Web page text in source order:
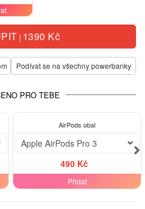
| 1390 Kč
Podívat se na všechny powerbanky
PRO TEBE
AirPods obal
Apple AirPods Pro 3
490 Kč
Přidat